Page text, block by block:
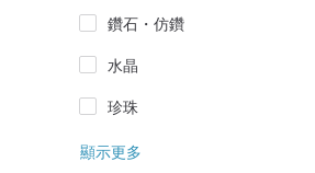
鑽石・仿鑽
水晶
珍珠
顯示更多